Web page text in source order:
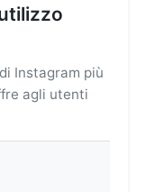
Instagram più
agli utenti